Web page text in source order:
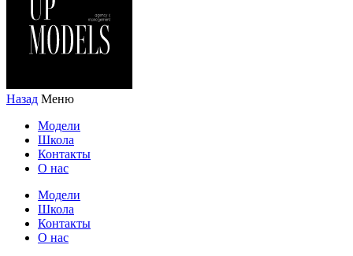
Назад Меню
Модели
Школа
Контакты
О нас
Модели
Школа
Контакты
О нас